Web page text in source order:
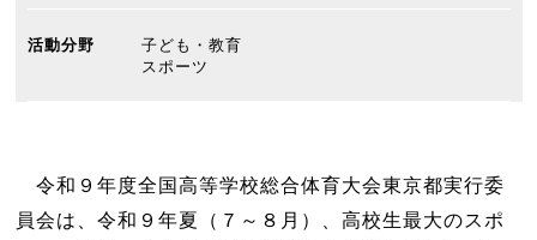
活動分野
子ども・教育
スポーツ
令和９年度全国高等学校総合体育大会東京都実行委
員会は、令和９年夏（７～８月）、高校生最大のスポ